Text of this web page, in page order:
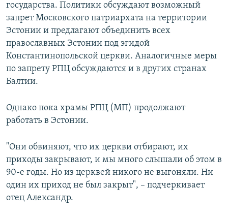
государства. Политики обсуждают возможный
запрет Московского патриархата на территории
Эстонии и предлагают объединить всех
православных Эстонии под эгидой
Константинопольской церкви. Аналогичные меры
по запрету РПЦ обсуждаются и в других странах
Балтии.
Однако пока храмы РПЦ (МП) продолжают
работать в Эстонии.
"Они обвиняют, что их церкви отбирают, их
приходы закрывают, и мы много слышали об этом в
90-е годы. Но из церквей никого не выгоняли. Ни
один их приход не был закрыт", – подчеркивает
отец Александр.